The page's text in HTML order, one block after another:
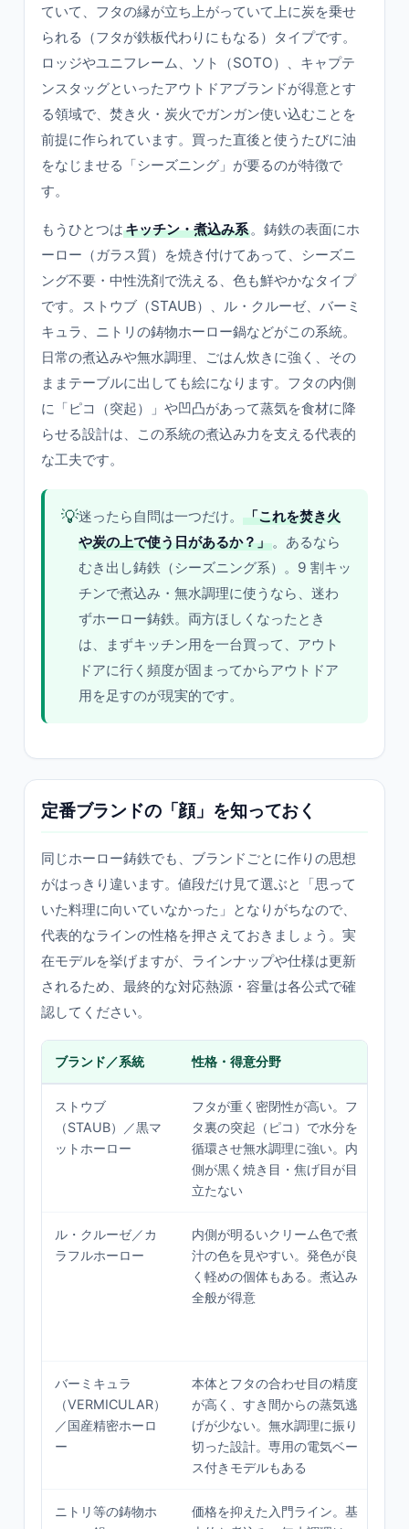
ていて、フタの縁が立ち上がっていて上に炭を乗せ
られる（フタが鉄板代わりにもなる）タイプです。
ロッジやユニフレーム、ソト（SOTO）、キャプテ
ンスタッグといったアウトドアブランドが得意とす
る領域で、焚き火・炭火でガンガン使い込むことを
前提に作られています。買った直後と使うたびに油
をなじませる「シーズニング」が要るのが特徴で
す。
もうひとつはキッチン・煮込み系。鋳鉄の表面にホ
ーロー（ガラス質）を焼き付けてあって、シーズニ
ング不要・中性洗剤で洗える、色も鮮やかなタイプ
です。ストウブ（STAUB）、ル・クルーゼ、バーミ
キュラ、ニトリの鋳物ホーロー鍋などがこの系統。
日常の煮込みや無水調理、ごはん炊きに強く、その
ままテーブルに出しても絵になります。フタの内側
に「ピコ（突起）」や凹凸があって蒸気を食材に降
らせる設計は、この系統の煮込み力を支える代表的
な工夫です。
💡迷ったら自問は一つだけ。
「これを焚き火
や炭の上で使う日があるか？」。あるなら
むき出し鋳鉄（シーズニング系）。9 割キッ
チンで煮込み・無水調理に使うなら、迷わ
ずホーロー鋳鉄。両方ほしくなったとき
は、まずキッチン用を一台買って、アウト
ドアに行く頻度が固まってからアウトドア
用を足すのが現実的です。
定番ブランドの「顔」を知っておく
同じホーロー鋳鉄でも、ブランドごとに作りの思想
がはっきり違います。値段だけ見て選ぶと「思って
いた料理に向いていなかった」となりがちなので、
代表的なラインの性格を押さえておきましょう。実
在モデルを挙げますが、ラインナップや仕様は更新
されるため、最終的な対応熱源・容量は各公式で確
認してください。
ブランド／系統 性格・得意分野
ストウブ
（STAUB）／黒マ
ットホーロー
フタが重く密閉性が高い。フ
タ裏の突起（ピコ）で水分を
循環させ無水調理に強い。内
側が黒く焼き目・焦げ目が目
立たない
ル・クルーゼ／カ
ラフルホーロー
内側が明るいクリーム色で煮
汁の色を見やすい。発色が良
く軽めの個体もある。煮込み
全般が得意
バーミキュラ
（VERMICULAR）
／国産精密ホーロ
ー
本体とフタの合わせ目の精度
が高く、すき間からの蒸気逃
げが少ない。無水調理に振り
切った設計。専用の電気ベー
ス付きモデルもある
ニトリ等の鋳物ホ
価格を抑えた入門ライン。基